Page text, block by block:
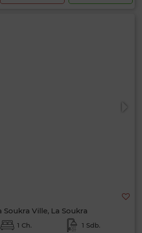
Ville, La Soukra
1 Ch. 1 Sdb.